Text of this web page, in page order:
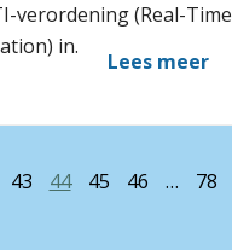
verordening (Real-Time
in.
Lees meer
43 44 45 46 … 78